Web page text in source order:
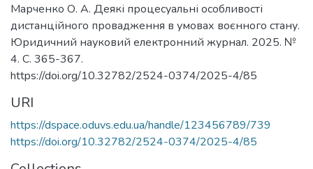
Марченко О. А. Деякі процесуальні особливості
дистанційного провадження в умовах воєнного стану.
Юридичний науковий електронний журнал. 2025. №
4. С. 365-367.
https://doi.org/10.32782/2524-0374/2025-4/85
URI
https://dspace.oduvs.edu.ua/handle/123456789/739
https://doi.org/10.32782/2524-0374/2025-4/85